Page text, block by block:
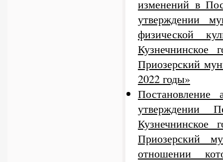
изменений в
утверждении
физической
Кузнечнинское
Приозерский
2022 годы»
утверждении
Кузнечнинское
Приозерский
отношении